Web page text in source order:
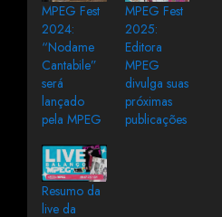
MPEG Fest
2024:
“Nodame
Cantabile”
será
lançado
pela MPEG
MPEG Fest
2025:
Editora
MPEG
divulga suas
próximas
publicações
Resumo da
live da